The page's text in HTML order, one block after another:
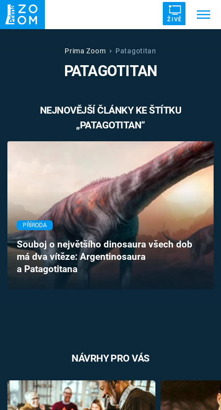
ŽIVĚ
UFO DRUHÁ SVĚTOVÁ VÁLKA
VETŘELCI DÁVNOVĚKU
TV Program
Časopis
Sledujte prima+
Prima Zoom Patagotitan
PATAGOTITAN
NEJNOVĚJŠÍ ČLÁNKY KE ŠTÍTKU
„PATAGOTITAN“
PŘÍRODA
Souboj o největšího dinosaura všech dob
má dva vítěze: Argentinosaura
a Patagotitana
NÁVRHY PRO VÁS